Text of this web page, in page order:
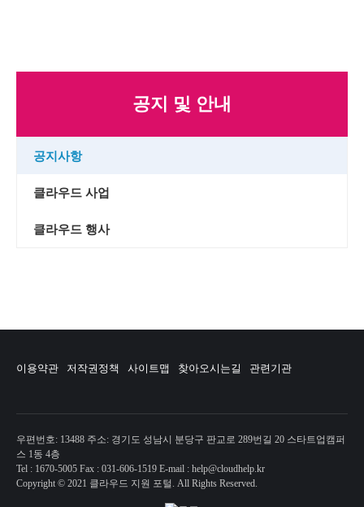
공지 및 안내
공지사항
클라우드 사업
클라우드 행사
이용약관 저작권정책 사이트맵 찾아오시는길 관련기관
우편번호: 13488 주소: 경기도 성남시 분당구 판교로 289번길 20 스타트업캠퍼
스 1동 4층
Tel : 1670-5005 Fax : 031-606-1519 E-mail : help@cloudhelp.kr
Copyright © 2021 클라우드 지원 포털. All Rights Reserved.